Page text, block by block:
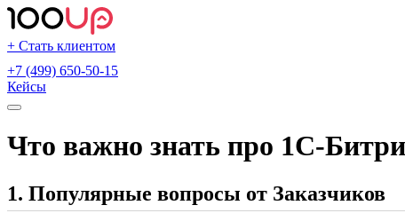
+ Стать клиентом
+7 (499) 650-50-15
Кейсы
Что важно знать про 1С-
1. Популярные вопросы от Заказчиков